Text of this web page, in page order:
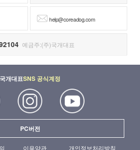
help@coreadog.com
예금주:(주)국개대표
국개대표SNS 공식계정
PC버전
이용약관 개인정보처리방침